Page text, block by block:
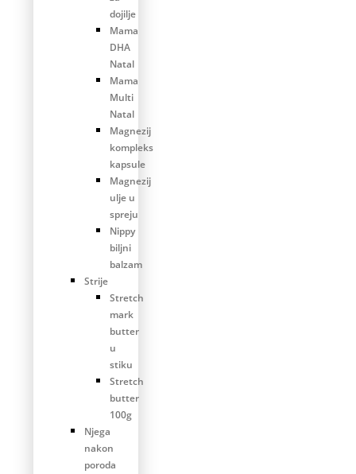
dojilje
Mama
DHA
Natal
Mama
Multi
Natal
Magnezij
kompleks
kapsule
Magnezij
ulje u
spreju
Nippy
biljni
balzam
Strije
Stretch
mark
butter
u
stiku
Stretch
butter
100g
Njega
nakon
poroda